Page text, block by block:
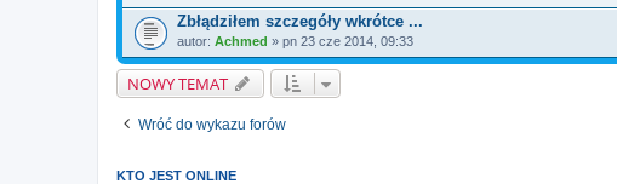
Zbłądziłem szczegóły wkrótce ...
autor: Achmed » pn 23 cze 2014, 09:33
NOWY TEMAT
Wróć do wykazu forów
KTO JEST ONLINE